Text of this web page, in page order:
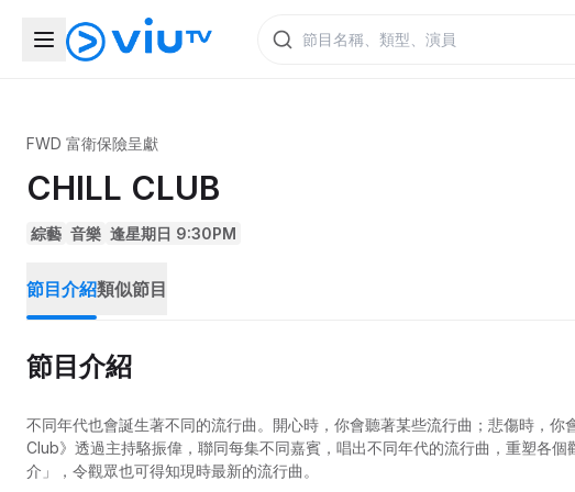
FWD 富衛保險呈獻
CHILL CLUB
綜藝 音樂 逢星期日 9:30PM
節目介紹類似節目
節目介紹
不同年代也會誕生著不同的流行曲。開心時，你會聽著某些流行曲；悲傷時，
Club》透過主持駱振偉，聯同每集不同嘉賓，唱出不同年代的流行曲，重塑各
介」，令觀眾也可得知現時最新的流行曲。